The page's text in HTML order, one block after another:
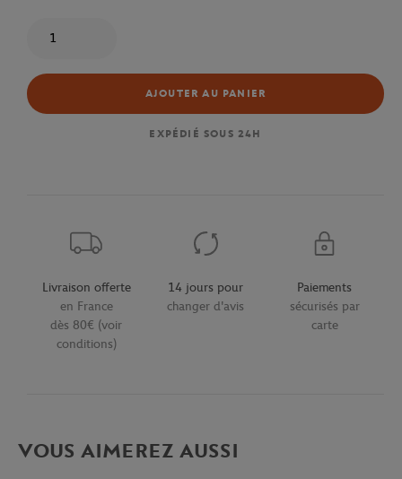
AJOUTER AU PANIER
EXPÉDIÉ SOUS 24H
Livraison offerte
en France
dès 80€ (voir
conditions)
14 jours pour
changer d'avis
Paiements
sécurisés par
carte
VOUS AIMEREZ AUSSI